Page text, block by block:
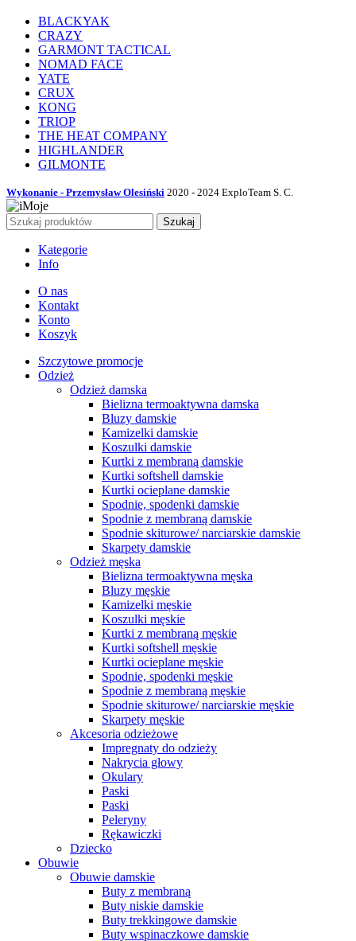
BLACKYAK
CRAZY
GARMONT TACTICAL
NOMAD FACE
YATE
CRUX
KONG
TRIOP
THE HEAT COMPANY
HIGHLANDER
GILMONTE
Wykonanie - Przemysław Olesiński 2020 - 2024 ExploTeam S. C.
Szukaj
Kategorie
Info
O nas
Kontakt
Konto
Koszyk
Szczytowe promocje
Odzież
Odzież damska
Bielizna termoaktywna damska
Bluzy damskie
Kamizelki damskie
Koszulki damskie
Kurtki z membraną damskie
Kurtki softshell damskie
Kurtki ocieplane damskie
Spodnie, spodenki damskie
Spodnie z membraną damskie
Spodnie skiturowe/ narciarskie damskie
Skarpety damskie
Odzież męska
Bielizna termoaktywna męska
Bluzy męskie
Kamizelki męskie
Koszulki męskie
Kurtki z membraną męskie
Kurtki softshell męskie
Kurtki ocieplane męskie
Spodnie, spodenki męskie
Spodnie z membraną męskie
Spodnie skiturowe/ narciarskie męskie
Skarpety męskie
Akcesoria odzieżowe
Impregnaty do odzieży
Nakrycia głowy
Okulary
Paski
Paski
Peleryny
Rękawiczki
Dziecko
Obuwie
Obuwie damskie
Buty z membraną
Buty niskie damskie
Buty trekkingowe damskie
Buty wspinaczkowe damskie